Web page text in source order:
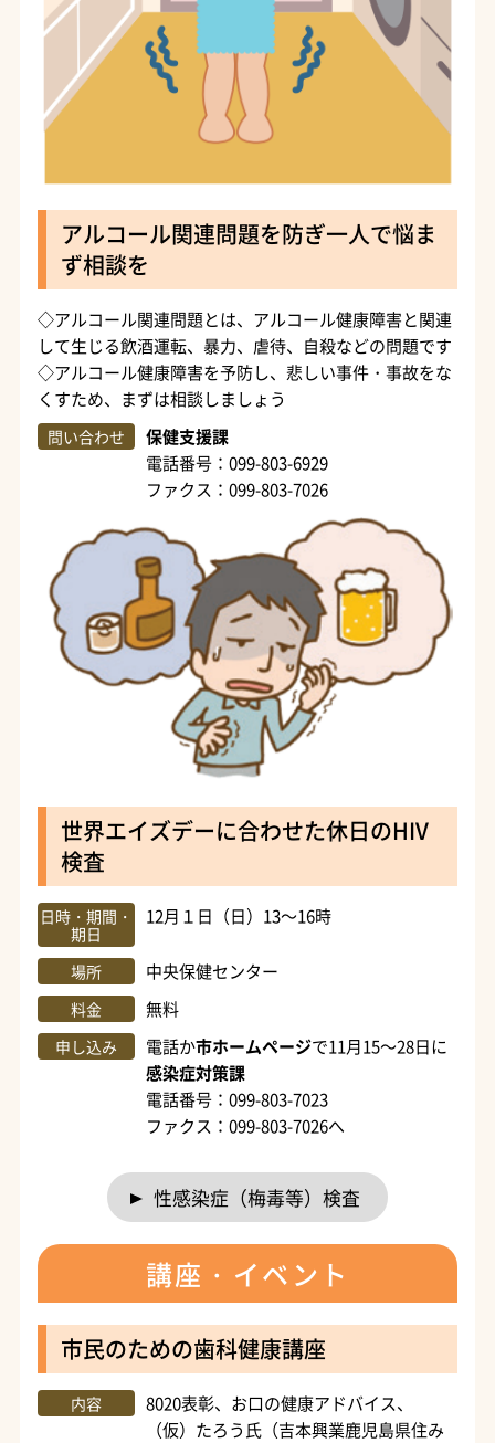
アルコール関連問題を防ぎ一人で悩ま
ず相談を
◇アルコール関連問題とは、アルコール健康障害と関連
して生じる飲酒運転、暴力、虐待、自殺などの問題です
◇アルコール健康障害を予防し、悲しい事件・事故をな
くすため、まずは相談しましょう
問い合わせ
保健支援課
電話番号：099-803-6929
ファクス：099-803-7026
世界エイズデーに合わせた休日のHIV
検査
日時・期間・
期日
12月１日（日）13～16時
場所 中央保健センター
料金 無料
申し込み 電話か市ホームページで11月15～28日に
感染症対策課
電話番号：099-803-7023
ファクス：099-803-7026へ
性感染症（梅毒等）検査
講座・イベント
市民のための歯科健康講座
内容
8020表彰、お口の健康アドバイス、
（仮）たろう氏（吉本興業鹿児島県住み